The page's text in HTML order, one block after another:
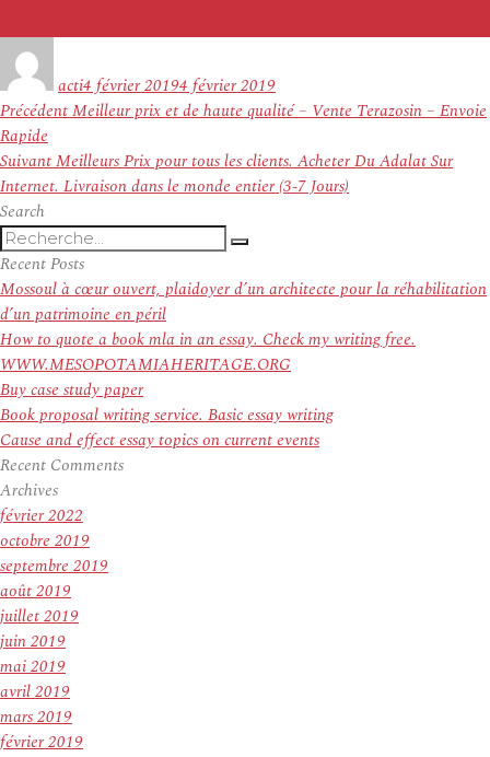
actile
4 février 20194 février 2019
Navigation
de
l’article
PrécédentArticle
Meilleur prix et de haute qualité – Vente Terazosin – Envoie
Rapide
SuivantArticle
suivant :
Meilleurs Prix pour tous les clients. Acheter Du Adalat Sur
Internet. Livraison dans le monde entier (3-7 Jours)
Search
Recherche
pour
:
Recherche
Recent Posts
Mossoul à cœur ouvert, plaidoyer d’un architecte pour la réhabilitation
d’un patrimoine en péril
How to quote a book mla in an essay. Check my writing free.
WWW.MESOPOTAMIAHERITAGE.ORG
Buy case study paper
Book proposal writing service. Basic essay writing
Cause and effect essay topics on current events
Recent Comments
Archives
février 2022
octobre 2019
septembre 2019
août 2019
juillet 2019
juin 2019
mai 2019
avril 2019
mars 2019
février 2019